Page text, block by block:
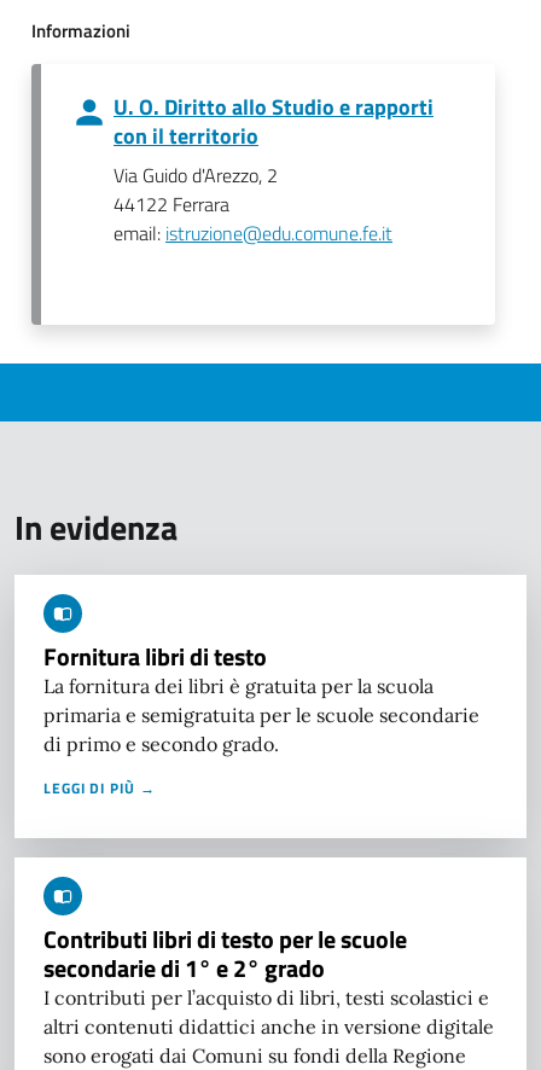
Informazioni
U. O. Diritto allo Studio e rapporti
con il territorio
Via Guido d'Arezzo, 2
44122 Ferrara
email: istruzione@edu.comune.fe.it
In evidenza
Fornitura libri di testo
La fornitura dei libri è gratuita per la scuola
primaria e semigratuita per le scuole secondarie
di primo e secondo grado.
LEGGI DI PIÙ →
Contributi libri di testo per le scuole
secondarie di 1° e 2° grado
I contributi per l’acquisto di libri, testi scolastici e
altri contenuti didattici anche in versione digitale
sono erogati dai Comuni su fondi della Regione